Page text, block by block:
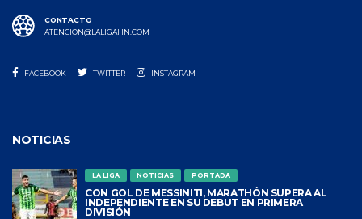
CONTACTO
ATENCION@LALIGAHN.COM
FACEBOOK TWITTER INSTAGRAM
NOTICIAS
LA LIGA NOTICIAS PORTADA
CON GOL DE MESSINITI, MARATHÓN SUPERA AL
INDEPENDIENTE EN SU DEBUT EN PRIMERA
DIVISIÓN